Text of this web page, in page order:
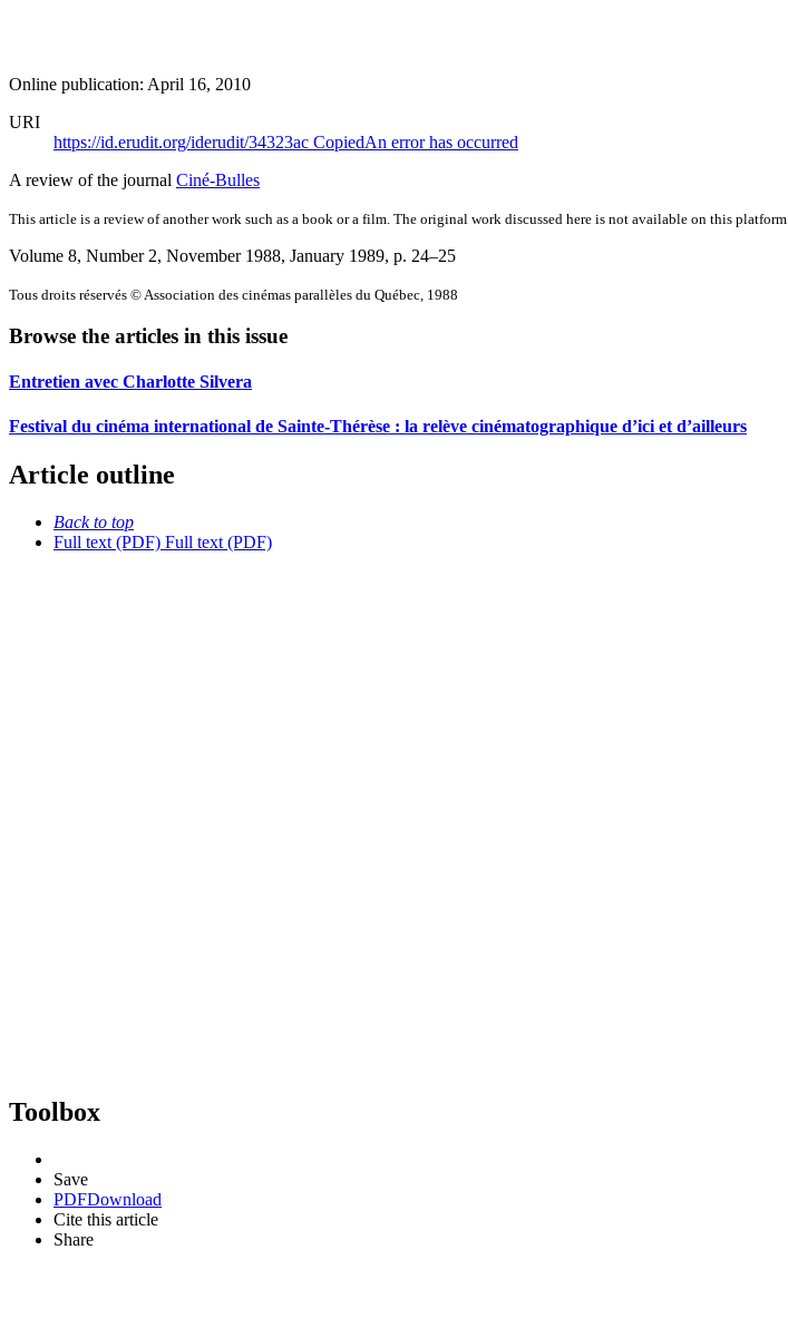
Online publication: April 16, 2010
URI
https://id.erudit.org/iderudit/34323ac CopiedAn error has occurred
A review of the journal Ciné-Bulles
This article is a review of another work such as a book or a film. The original work discussed here is not available on this platform.
Volume 8, Number 2, November 1988, January 1989, p. 24–25
Tous droits réservés © Association des cinémas parallèles du Québec, 1988
Browse the articles in this issue
Entretien avec Charlotte Silvera
Festival du cinéma international de Sainte-Thérèse : la relève cinématographique d’ici et d’ailleurs
Article outline
Back to top
Full text (PDF) Full text (PDF)
Toolbox
Save
PDFDownload
Cite this article
Share